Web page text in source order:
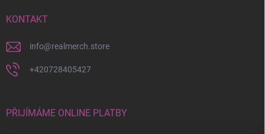
KONTAKT
info@realmerch.store
+420728405427
PŘIJÍMÁME ONLINE PLATBY